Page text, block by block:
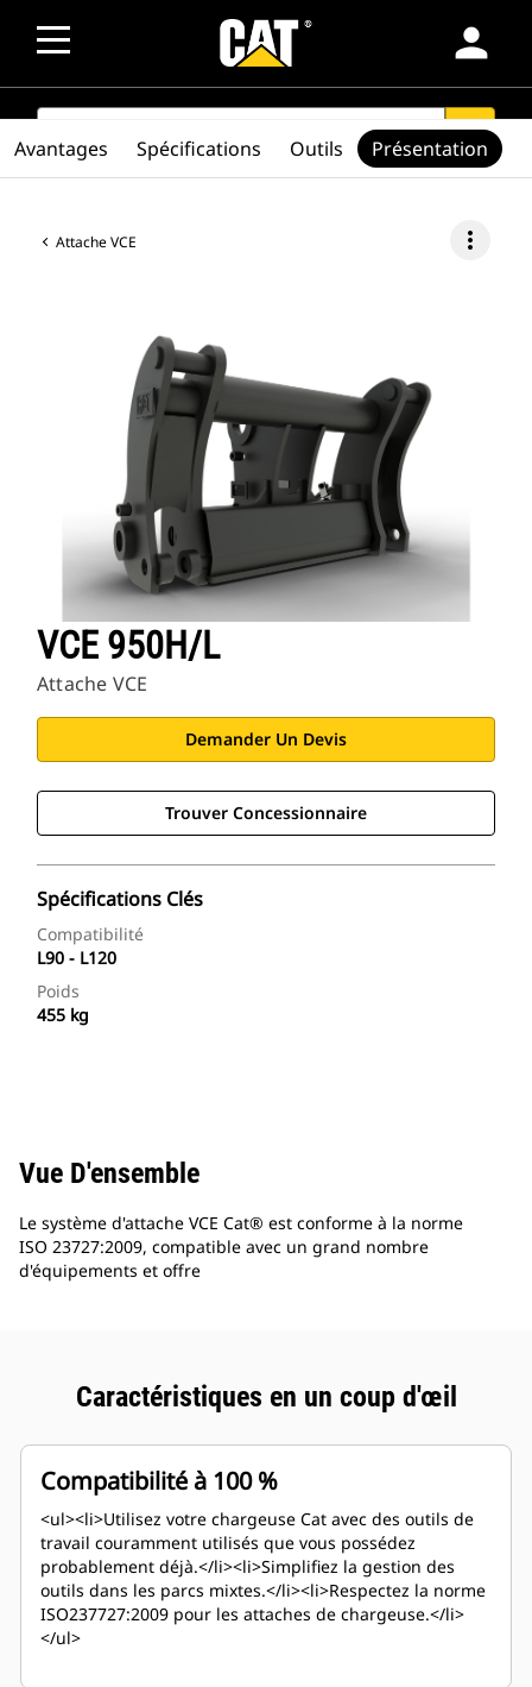
person
SEARCH search
Attache VCE more_vert
VCE 950H/L
Attache VCE
Demander Un Devis
Trouver Concessionnaire
Spécifications Clés
Compatibilité
L90 - L120
Poids
455 kg
Avantages Spécifications Outils Présentation
Vue D'ensemble
Le système d'attache VCE Cat® est conforme à la norme
ISO 23727:2009, compatible avec un grand nombre
d'équipements et offre
Caractéristiques en un coup d'œil
Compatibilité à 100 %
<ul><li>Utilisez votre chargeuse Cat avec des outils de
travail couramment utilisés que vous possédez
probablement déjà.</li><li>Simplifiez la gestion des
outils dans les parcs mixtes.</li><li>Respectez la norme
ISO237727:2009 pour les attaches de chargeuse.</li>
</ul>